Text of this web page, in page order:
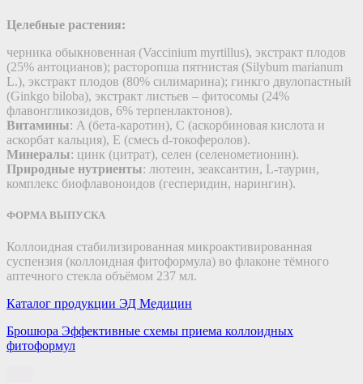
Целебные растения:
черника обыкновенная (Vaccinium myrtillus), экстракт плодов
(25% антоцианов); расторопша пятнистая (Silybum marianum
L.), экстракт плодов (80% силимарина); гинкго двулопастный
(Ginkgo biloba), экстракт листьев – фитосомы (24%
флавонгликозидов, 6% терпенлактонов).
Витамины: A (бета-каротин), С (аскорбиновая кислота и
аскорбат кальция), E (смесь d-токоферолов).
Минералы: цинк (цитрат), селен (селенометионин).
Природные нутриенты: лютеин, зеаксантин, L-таурин,
комплекс биофлавоноидов (гесперидин, нарингин).
ФОРМА ВЫПУСКА
Коллоидная стабилизированная микроактивированная
суспензия (коллоидная фитоформула) во флаконе тёмного
аптечного стекла объёмом 237 мл.
Каталог продукции ЭД Медицин
Брошюра Эффективные схемы приема коллоидных
фитоформул